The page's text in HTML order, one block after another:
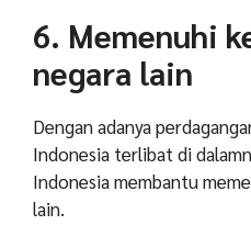
6. Memenuhi
negara lain
Dengan adanya
Indonesia terlibat di
Indonesia membantu
lain.